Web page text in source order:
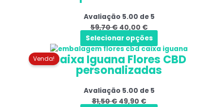
Avaliação 5.00 de 5
59,70€
59,70 €.
40,00 €
40,00 €.
Selecionar opções
Venda!Caixa Iguana Flores CBD
personalizadas
Avaliação 5.00 de 5
81,50€
O
preço
original
81,50 €.
49,90 €
O
preço
atual
49,90 €.